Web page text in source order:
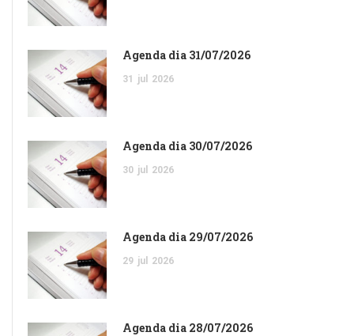
Agenda dia 31/07/2026
31 jul 2026
Agenda dia 30/07/2026
30 jul 2026
Agenda dia 29/07/2026
29 jul 2026
Agenda dia 28/07/2026